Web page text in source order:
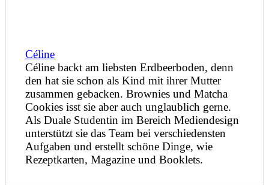
Céline
Céline backt am liebsten Erdbeerboden, denn
den hat sie schon als Kind mit ihrer Mutter
zusammen gebacken. Brownies und Matcha
Cookies isst sie aber auch unglaublich gerne.
Als Duale Studentin im Bereich Mediendesign
unterstützt sie das Team bei verschiedensten
Aufgaben und erstellt schöne Dinge, wie
Rezeptkarten, Magazine und Booklets.